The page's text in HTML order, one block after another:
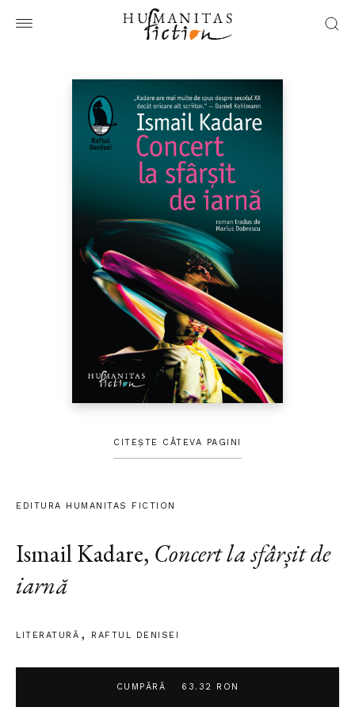
CITEȘTE CÂTEVA PAGINI
EDITURA HUMANITAS FICTION
Ismail Kadare, Concert la sfârșit de
iarnă
LITERATURĂ RAFTUL DENISEI
CUMPĂRĂ 63.32 RON